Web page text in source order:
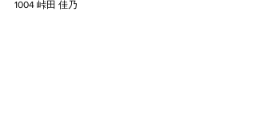
1004 峠田 佳乃